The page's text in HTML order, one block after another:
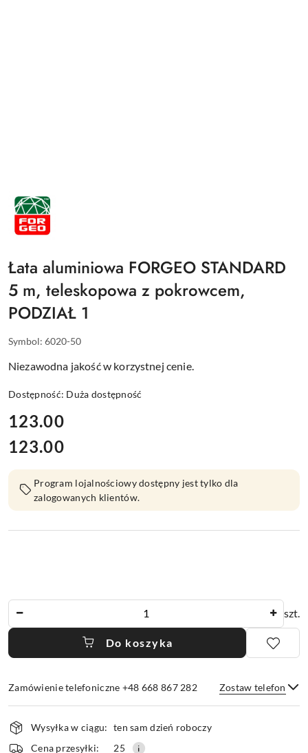
NAZWA
PRODUCENTA:
FORGEO
Łata aluminiowa FORGEO STANDARD
5 m, teleskopowa z pokrowcem,
PODZIAŁ 1
Symbol: 6020-50
Niezawodna jakość w korzystnej cenie.
Dostępność: Duża dostępność
cena:
123.00
Cena:
123.00
Program lojalnościowy dostępny jest tylko dla
zalogowanych klientów.
szt.
Do koszyka
Zamówienie telefoniczne +48 668 867 282 Zostaw telefon
Wyślij
Dostępność
i
Wysyłka w ciągu: ten sam dzień roboczy
Cena przesyłki:
25